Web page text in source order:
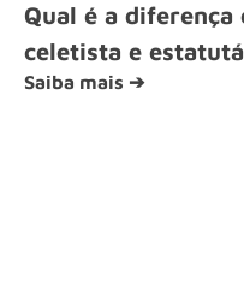
Qual é a
celetista e
Saiba mais ➔